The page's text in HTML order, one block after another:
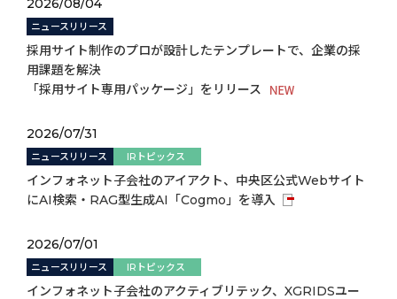
ニュースリリース
採用サイト制作のプロが設計したテンプレートで、企業の採
用課題を解決
「採用サイト専用パッケージ」をリリース
2026/07/31
ニュースリリース IRトピックス
インフォネット子会社のアイアクト、中央区公式Webサイト
にAI検索・RAG型生成AI「Cogmo」を導入
2026/07/01
ニュースリリース IRトピックス
インフォネット子会社のアクティブリテック、XGRIDSユー